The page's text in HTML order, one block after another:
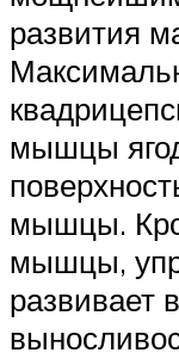
развития
мышцы
мышцы.
мышцы,
развивает